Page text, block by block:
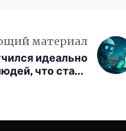
материал
идеально
что стало